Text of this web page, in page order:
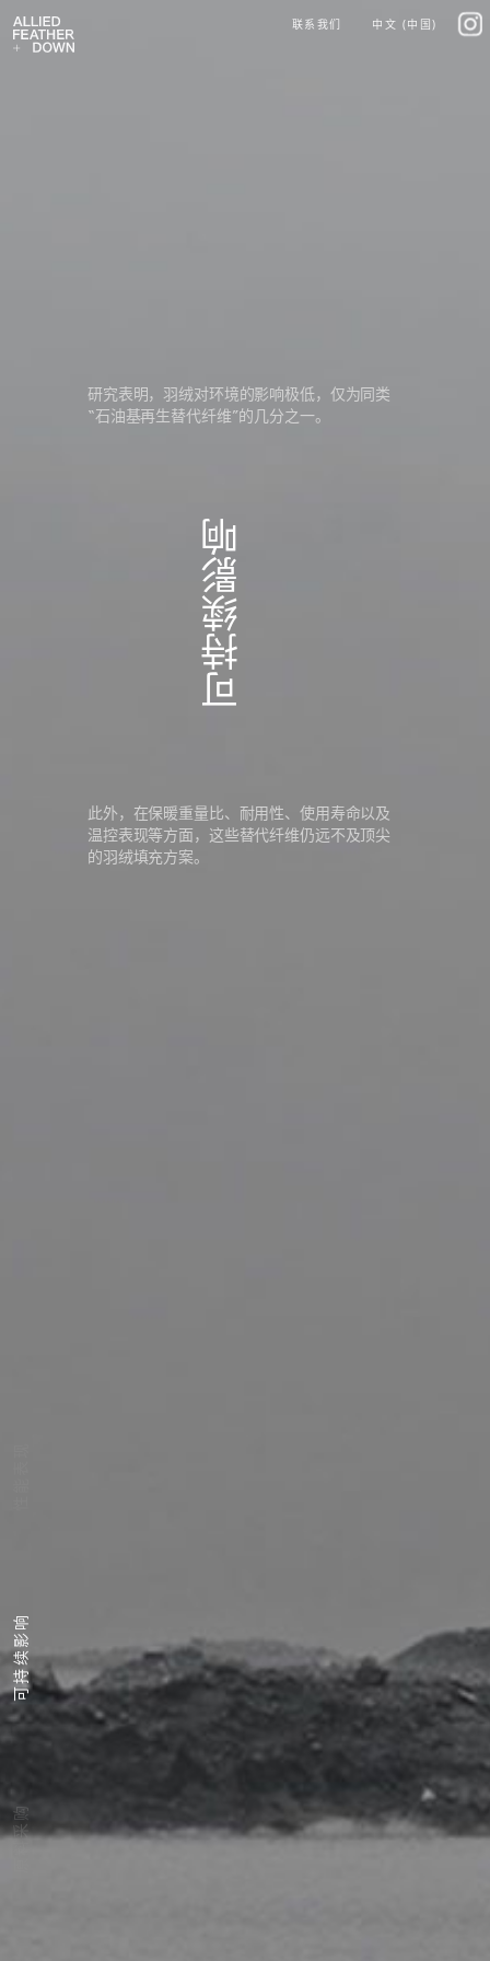
联系我们 中文 (中国) IG
content
可持续影响
原料采购
研究表明，羽绒对环境的影响极低，仅为同类
“石油基再生替代纤维”的几分之一。
可持续影响
此外，在保暖重量比、耐用性、使用寿命以及
温控表现等方面，这些替代纤维仍远不及顶尖
的羽绒填充方案。